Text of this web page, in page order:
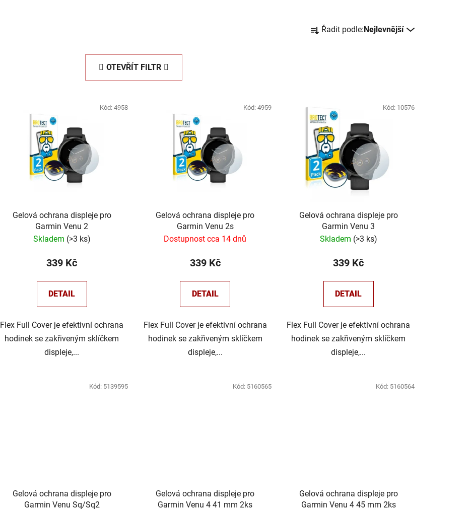
a
r
o
d
u
k
t
Řadit podle: Nejlevnější
OTEVŘÍT FILTR
Gelová ochrana displeje pro
Garmin Venu 2
Skladem (>3 ks)
339 Kč
DETAIL
Flex Full Cover je efektivní ochrana
hodinek se zakřiveným sklíčkem
displeje,...
Kód: 4958
Gelová ochrana displeje pro
Garmin Venu 2s
Dostupnost cca 14 dnů
339 Kč
DETAIL
Flex Full Cover je efektivní ochrana
hodinek se zakřiveným sklíčkem
displeje,...
Kód: 4959
Gelová ochrana displeje pro
Garmin Venu 3
Skladem (>3 ks)
339 Kč
DETAIL
Flex Full Cover je efektivní ochrana
hodinek se zakřiveným sklíčkem
displeje,...
Kód: 10576
Gelová ochrana displeje pro
Garmin Venu Sq/Sq2
Kód: 5139595
Gelová ochrana displeje pro
Garmin Venu 4 41 mm 2ks
Kód: 5160565
Gelová ochrana displeje pro
Garmin Venu 4 45 mm 2ks
Kód: 5160564